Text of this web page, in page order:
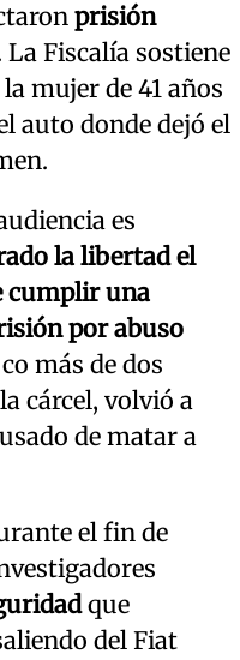
prisión
La Fiscalía sostiene
mujer de 41 años
auto donde dejó el
es
la libertad el
cumplir una
por abuso
más de dos
cárcel, volvió a
de matar a
el fin de
que
del Fiat